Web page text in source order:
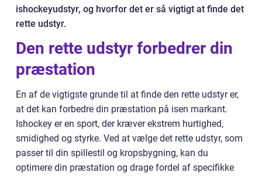
ishockeyudstyr, og hvorfor det er så vigtigt at finde det
rette udstyr.
Den rette udstyr forbedrer din
præstation
En af de vigtigste grunde til at finde den rette udstyr er,
at det kan forbedre din præstation på isen markant.
Ishockey er en sport, der kræver ekstrem hurtighed,
smidighed og styrke. Ved at vælge det rette udstyr, som
passer til din spillestil og kropsbygning, kan du
optimere din præstation og drage fordel af specifikke